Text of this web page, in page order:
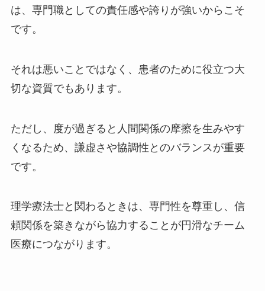
は、専門職としての責任感や誇りが強いからこそ
です。
それは悪いことではなく、患者のために役立つ大
切な資質でもあります。
ただし、度が過ぎると人間関係の摩擦を生みやす
くなるため、謙虚さや協調性とのバランスが重要
です。
理学療法士と関わるときは、専門性を尊重し、信
頼関係を築きながら協力することが円滑なチーム
医療につながります。